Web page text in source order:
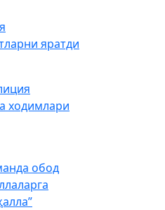
яратди
ходимлари
обод